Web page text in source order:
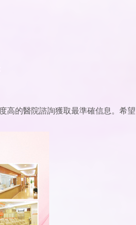
高的醫院諮詢獲取最準確信息。希望